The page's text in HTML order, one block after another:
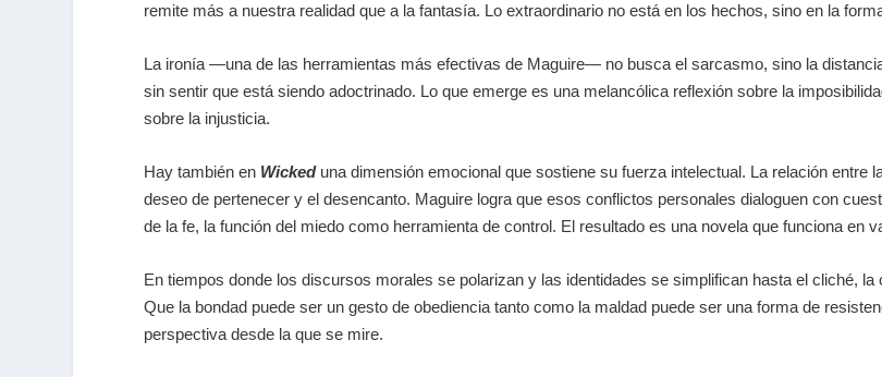
remite más a nuestra realidad que a la fantasía. Lo extraordinario no está en los hechos, sino en la
La ironía —una de las herramientas más efectivas de Maguire— no busca el sarcasmo, sino la
sin sentir que está siendo adoctrinado. Lo que emerge es una melancólica reflexión sobre la
sobre la injusticia.
Hay también en Wicked una dimensión emocional que sostiene su fuerza intelectual. La relación entre
deseo de pertenecer y el desencanto. Maguire logra que esos conflictos personales dialoguen con
de la fe, la función del miedo como herramienta de control. El resultado es una novela que funciona en
En tiempos donde los discursos morales se polarizan y las identidades se simplifican hasta el cliché,
Que la bondad puede ser un gesto de obediencia tanto como la maldad puede ser una forma de
perspectiva desde la que se mire.